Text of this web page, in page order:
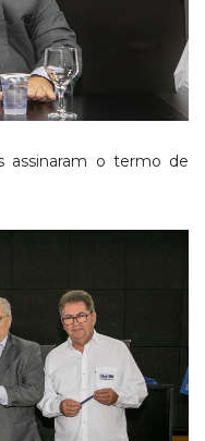
assinaram o termo de